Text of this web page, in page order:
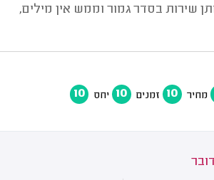
שירות בסדר גמור וממש אין מילים,
מחיר 10 זמנים 10 יחס 10